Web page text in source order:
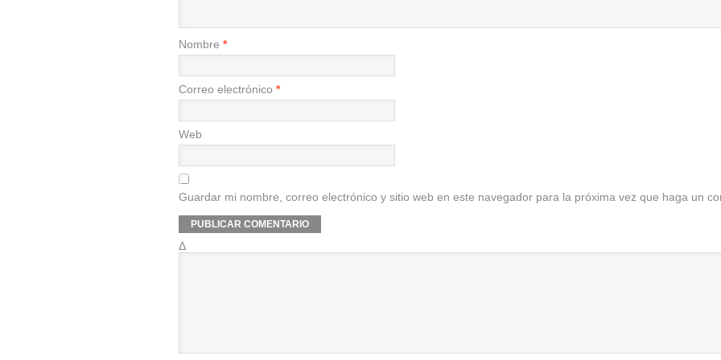
Nombre *
Correo electrónico *
Web
Guardar mi nombre, correo electrónico y sitio web en este navegador para la próxima vez que haga un
Δ